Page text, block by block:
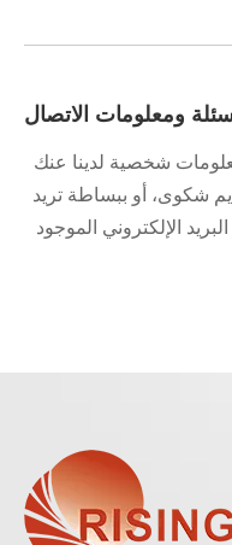
ومعلومات الاتصال
شخصية لدينا عنك
شكوى، أو ببساطة تريد
الإلكتروني الموجود